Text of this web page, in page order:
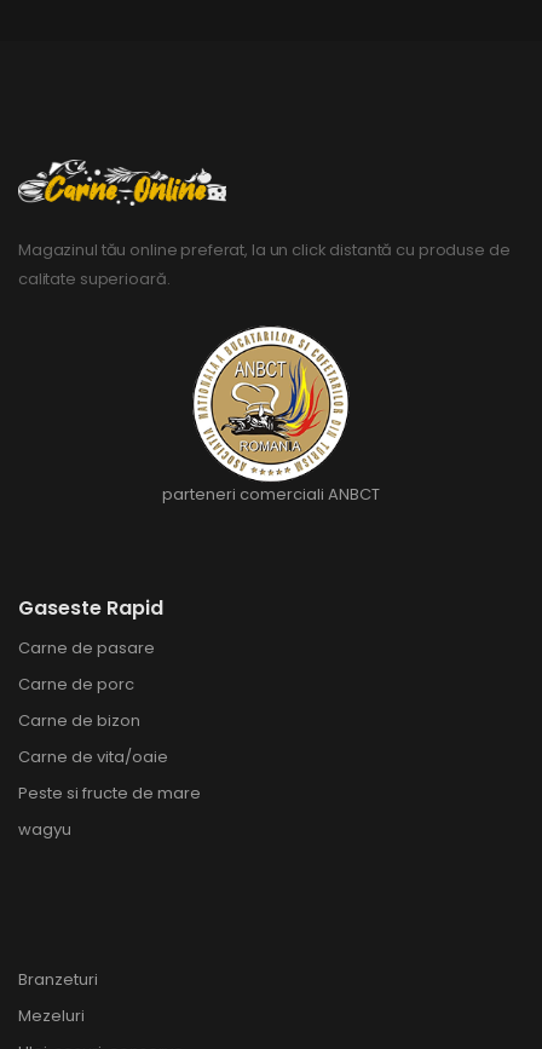
Magazinul tău online preferat, la un click distantă cu produse de
calitate superioară.
parteneri comerciali ANBCT
Gaseste Rapid
Carne de pasare
Carne de porc
Carne de bizon
Carne de vita/oaie
Peste si fructe de mare
wagyu
Branzeturi
Mezeluri